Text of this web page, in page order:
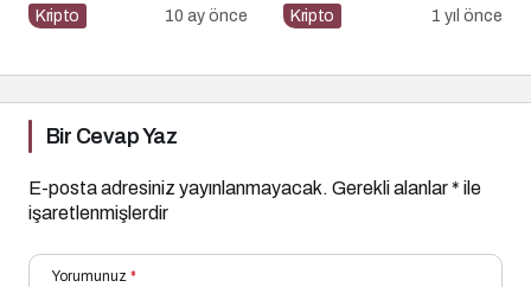
Finansın Kalbi
Kripto 10 ay önce Kripto 1 yıl önce
Bir Cevap Yaz
E-posta adresiniz yayınlanmayacak. Gerekli alanlar* ile
işaretlenmişlerdir
Yorumunuz *